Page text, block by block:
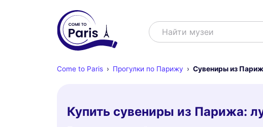
ПоискНайти шоу
Come to Paris Прогулки по Парижу Сувениры из
Купить сувениры из Парижа: